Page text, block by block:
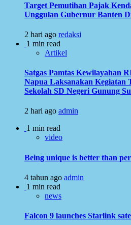
Target Pemutihan Pajak
Unggulan Gubernur Banten
2 hari ago redaksi
1 min read
Artikel
Satgas Pamtas Kewilayahan
Napua Laksanakan Kegiatan
Sekolah SD Negeri Gunung
2 hari ago admin
1 min read
video
Being unique is better than
4 tahun ago admin
1 min read
news
Falcon 9 launches Starlink